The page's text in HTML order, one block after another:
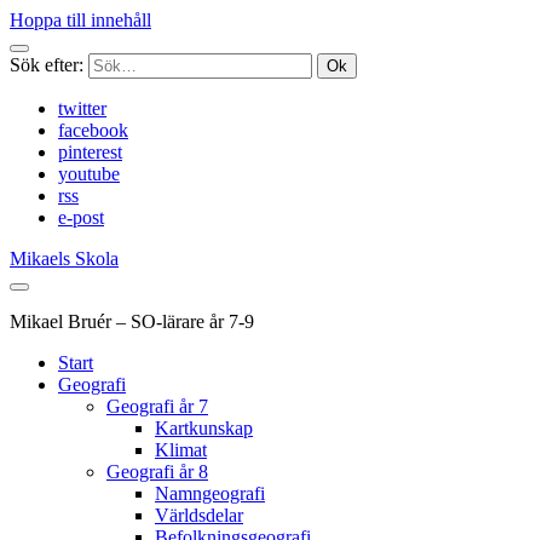
Hoppa till innehåll
Sök efter:
twitter
facebook
pinterest
youtube
rss
e-post
Mikaels Skola
Mikael Bruér – SO-lärare år 7-9
Start
Geografi
Geografi år 7
Kartkunskap
Klimat
Geografi år 8
Namngeografi
Världsdelar